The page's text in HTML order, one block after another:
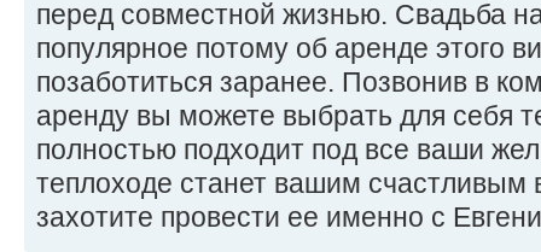
перед совместной жизнью. Свадьба
популярное потому об аренде этого
позаботиться заранее. Позвонив в
аренду вы можете выбрать для себя
полностью подходит под все ваши
теплоходе станет вашим
захотите провести ее именно с